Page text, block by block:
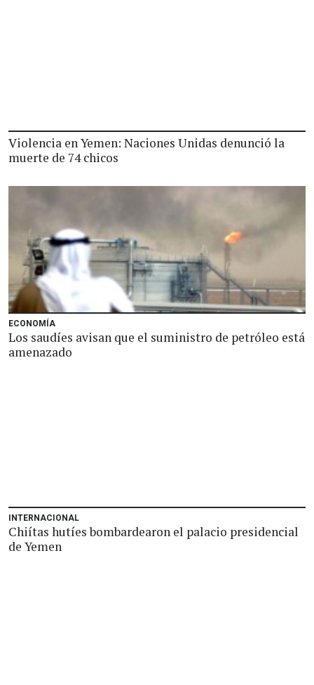
Violencia en Yemen: Naciones Unidas denunció la
muerte de 74 chicos
ECONOMÍA
Los saudíes avisan que el suministro de petróleo está
amenazado
INTERNACIONAL
Chiítas hutíes bombardearon el palacio presidencial
de Yemen